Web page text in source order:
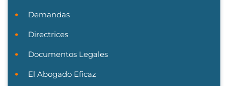
Demandas
Directrices
Documentos Legales
El Abogado Eficaz